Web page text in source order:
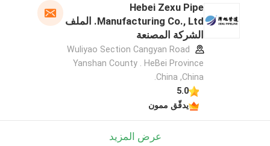
Hebei Zexu Pipe
Manufacturing Co., Ltd. الملف
الشركة المصنعة
Wuliyao Section Cangyan Road
Yanshan County . HeBei Province
.China ,China
5.0
يدقّق ممون
عرض المزيد